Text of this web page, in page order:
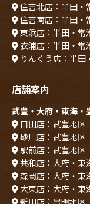
住吉北店：半田・
住吉南店：半田・
東浜店：半田・常
衣浦店：半田・常
りんくう店：半田
店舗案内
武豊・大府・東海・
口田店：武豊地区
砂川店：武豊地区
駅前店：武豊地区
共和店：大府・東
森岡店：大府・東
大東店：大府・東
新田店：豊明地区